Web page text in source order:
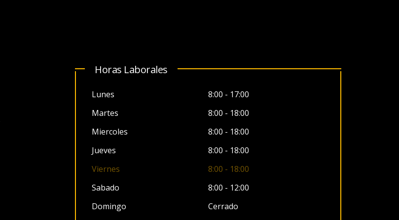
Horas Laborales
Lunes
8:00 - 17:00
Martes
8:00 - 18:00
Miercoles
8:00 - 18:00
Jueves
8:00 - 18:00
Viernes
8:00 - 18:00
Sabado
8:00 - 12:00
Domingo
Cerrado